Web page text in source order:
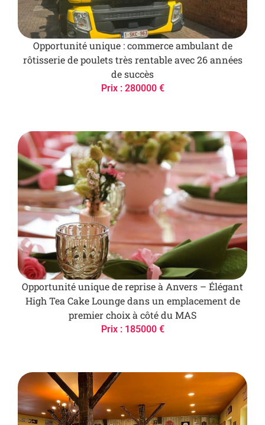
Opportunité unique : commerce ambulant de
rôtisserie de poulets très rentable avec 26 années
de succès
Prix : 280000 €
Opportunité unique de reprise à Anvers – Élégant
High Tea Cake Lounge dans un emplacement de
premier choix à côté du MAS
Prix : 185000 €